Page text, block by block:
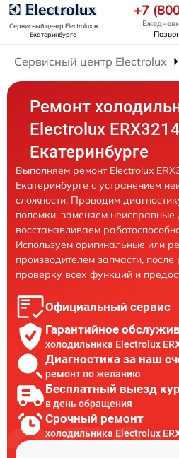
Сервисный центр Electroluxв
Екатеринбурге
+7
Сервисный центр Electrolux
Ремонт
Electrolux
Екатеринбурге
Выполняем ремонт Electrolux
Екатеринбурге с устранением
сложности. Проводим
поломки, заменяем неисправные
восстанавливаем
Используем оригинальные или
производителем запчасти,
проверку всех функций и
Официальный сервис
Гарантийное
холодильника Electrolux
Диагностика за наш
ремонт по желанию
Бесплатный выезд
в день обращения
Срочный ремонт
холодильника Electrolux